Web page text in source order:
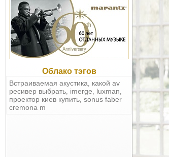
Облако тэгов
Встраиваемая акустика, какой av
ресивер выбрать, imerge, luxman,
проектор киев купить, sonus faber
cremona m